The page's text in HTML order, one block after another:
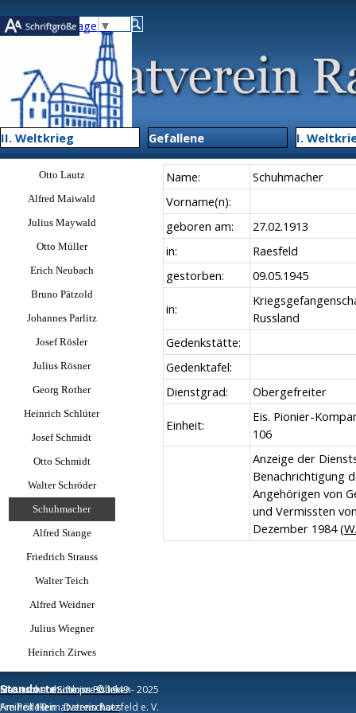
Select Language ▼
Menü
II. Weltkrieg ▼Gefallene ▼I.
Menü überspringen
Otto Lautz
Alfred Maiwald
Julius Maywald
Otto Müller
Erich Neubach
Bruno Pätzold
Johannes Parlitz
Josef Rösler
Julius Rösner
Georg Rother
Heinrich Schlüter
Josef Schmidt
Otto Schmidt
Walter Schröder
Schuhmacher
Alfred Stange
Friedrich Strauss
Walter Teich
Alfred Weidner
Julius Wiegner
Heinrich Zirwes
Name:
Schuhmacher
Vorname(n):
geboren am:
27.02.1913
in:
Raesfeld
gestorben:
09.05.1945
in:
Russland
Gedenkstätte:
Gedenktafel:
Dienstgrad:
Obergefreiter
Einheit:
Eis. Pionier-
106
Anzeige der
Benachrichtigung
Angehörigen von
und Vermissten
Dezember 1984 (
© 1949 - 2025
Heimatverein Raesfeld e. V.
Standorte:
Museum am Schloss
Freiheit 19
Naturschutzhütte im Pölleken
Am Pölleken
Impressum
Datenschutz